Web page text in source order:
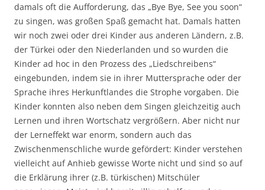
damals oft die Aufforderung, das „Bye Bye, See you soon“
zu singen, was großen Spaß gemacht hat. Damals hatten
wir noch zwei oder drei Kinder aus anderen Ländern, z.B.
der Türkei oder den Niederlanden und so wurden die
Kinder ad hoc in den Prozess des „Liedschreibens“
eingebunden, indem sie in ihrer Muttersprache oder der
Sprache ihres Herkunftlandes die Strophe vorgaben. Die
Kinder konnten also neben dem Singen gleichzeitig auch
Lernen und ihren Wortschatz vergrößern. Aber nicht nur
der Lerneffekt war enorm, sondern auch das
Zwischenmenschliche wurde gefördert: Kinder verstehen
vielleicht auf Anhieb gewisse Worte nicht und sind so auf
die Erklärung ihrer (z.B. türkischen) Mitschüler